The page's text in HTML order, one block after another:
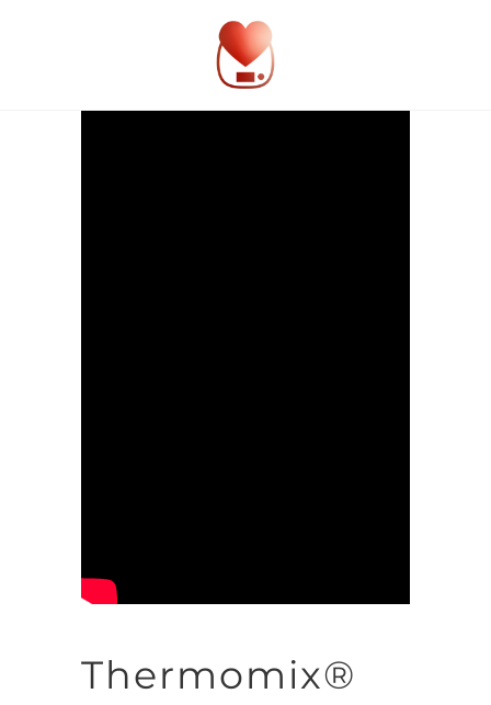
Thermomix®